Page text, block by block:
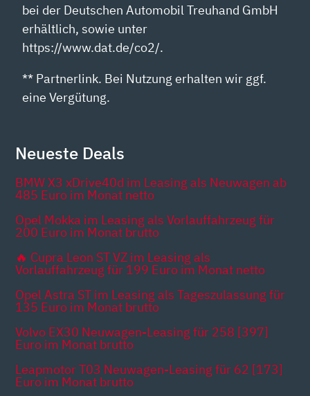
bei der Deutschen Automobil Treuhand GmbH
erhältlich, sowie unter
https://www.dat.de/co2/.
** Partnerlink. Bei Nutzung erhalten wir ggf.
eine Vergütung.
Neueste Deals
BMW X3 xDrive40d im Leasing als Neuwagen ab
485 Euro im Monat netto
Opel Mokka im Leasing als Vorlauffahrzeug für
200 Euro im Monat brutto
🔥 Cupra Leon ST VZ im Leasing als
Vorlauffahrzeug für 199 Euro im Monat netto
Opel Astra ST im Leasing als Tageszulassung für
135 Euro im Monat brutto
Volvo EX30 Neuwagen-Leasing für 258 [397]
Euro im Monat brutto
Leapmotor T03 Neuwagen-Leasing für 62 [173]
Euro im Monat brutto